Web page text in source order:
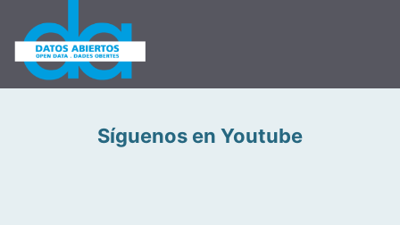
Síguenos en Youtube